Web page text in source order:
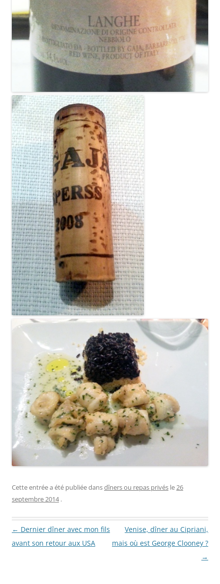
Cette entrée a été publiée dansdîners ou repas privés le26
septembre 2014 .
Navigation des articles
← Dernier dîner avec mon fils
avant son retour aux USA
Venise, dîner au Cipriani,
mais où est George Clooney ?
→